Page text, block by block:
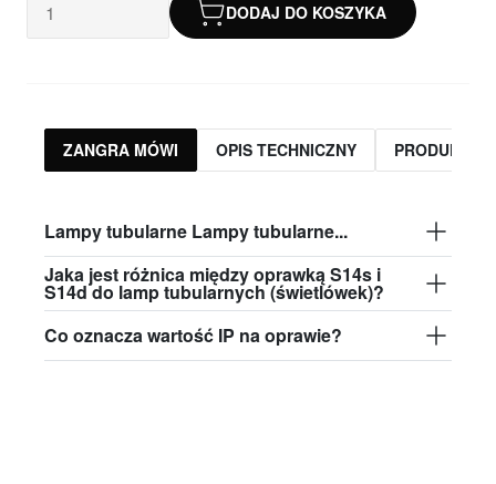
DODAJ DO KOSZYKA
ZANGRA MÓWI OPIS TECHNICZNY PRODUKTY
Lampy tubularne Lampy tubularne...
Jaka jest różnica między oprawką S14s i
S14d do lamp tubularnych (świetlówek)?
Co oznacza wartość IP na oprawie?